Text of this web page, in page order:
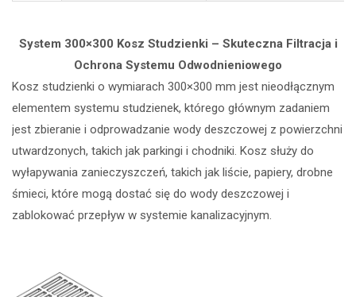
System 300×300 Kosz Studzienki – Skuteczna Filtracja i
Ochrona Systemu Odwodnieniowego
Kosz studzienki o wymiarach 300×300 mm jest nieodłącznym
elementem systemu studzienek, którego głównym zadaniem
jest zbieranie i odprowadzanie wody deszczowej z powierzchni
utwardzonych, takich jak parkingi i chodniki. Kosz służy do
wyłapywania zanieczyszczeń, takich jak liście, papiery, drobne
śmieci, które mogą dostać się do wody deszczowej i
zablokować przepływ w systemie kanalizacyjnym.